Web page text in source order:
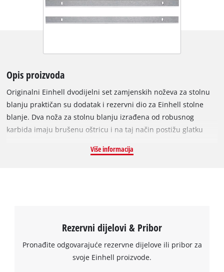
Opis proizvoda
Originalni Einhell dvodijelni set zamjenskih noževa za stolnu
blanju praktičan su dodatak i rezervni dio za Einhell stolne
blanje. Dva noža za stolnu blanju izrađena od robusnog
karbida imaju brušenu oštricu i na taj način postižu glatku
što je struganje ili obrada drva. Dimenzije zamjenskih noževa
Više informacija
Rezervni dijelovi & Pribor
Pronađite odgovarajuće rezervne dijelove ili pribor za
svoje Einhell proizvode.